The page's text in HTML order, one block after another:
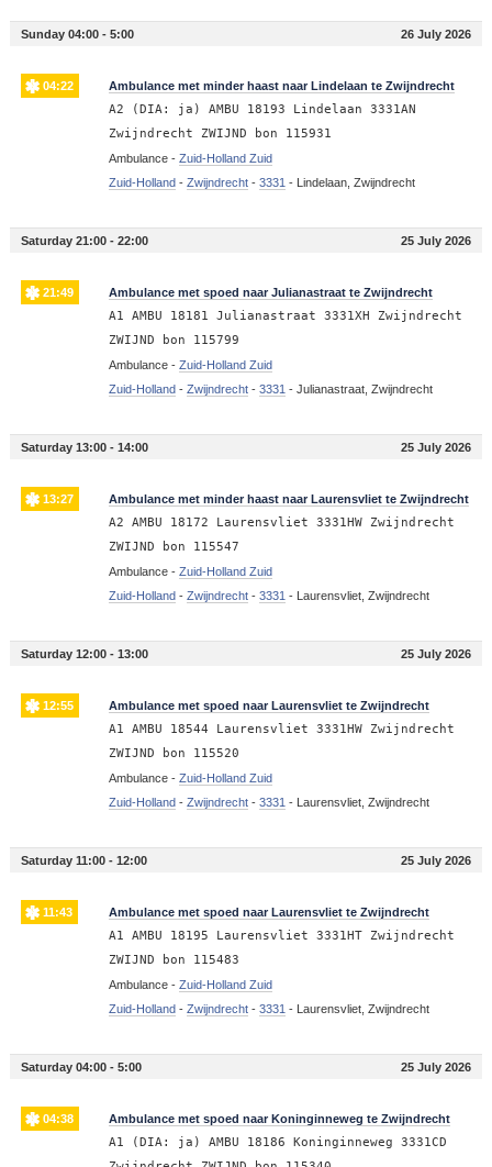
Sunday 04:00 - 5:00 26 July 2026
04:22 Ambulance met minder haast naar Lindelaan te Zwijndrecht
A2 (DIA: ja) AMBU 18193 Lindelaan 3331AN
Zwijndrecht ZWIJND bon 115931
Ambulance - Zuid-Holland Zuid
Zuid-Holland - Zwijndrecht- 3331 - Lindelaan, Zwijndrecht
Saturday 21:00 - 22:00 25 July 2026
21:49 Ambulance met spoed naar Julianastraat te Zwijndrecht
A1 AMBU 18181 Julianastraat 3331XH Zwijndrecht
ZWIJND bon 115799
Ambulance - Zuid-Holland Zuid
Zuid-Holland - Zwijndrecht- 3331 - Julianastraat, Zwijndrecht
Saturday 13:00 - 14:00 25 July 2026
13:27 Ambulance met minder haast naar Laurensvliet te Zwijndrecht
A2 AMBU 18172 Laurensvliet 3331HW Zwijndrecht
ZWIJND bon 115547
Ambulance - Zuid-Holland Zuid
Zuid-Holland - Zwijndrecht- 3331 - Laurensvliet, Zwijndrecht
Saturday 12:00 - 13:00 25 July 2026
12:55 Ambulance met spoed naar Laurensvliet te Zwijndrecht
A1 AMBU 18544 Laurensvliet 3331HW Zwijndrecht
ZWIJND bon 115520
Ambulance - Zuid-Holland Zuid
Zuid-Holland - Zwijndrecht- 3331 - Laurensvliet, Zwijndrecht
Saturday 11:00 - 12:00 25 July 2026
11:43 Ambulance met spoed naar Laurensvliet te Zwijndrecht
A1 AMBU 18195 Laurensvliet 3331HT Zwijndrecht
ZWIJND bon 115483
Ambulance - Zuid-Holland Zuid
Zuid-Holland - Zwijndrecht- 3331 - Laurensvliet, Zwijndrecht
Saturday 04:00 - 5:00 25 July 2026
04:38 Ambulance met spoed naar Koninginneweg te Zwijndrecht
A1 (DIA: ja) AMBU 18186 Koninginneweg 3331CD